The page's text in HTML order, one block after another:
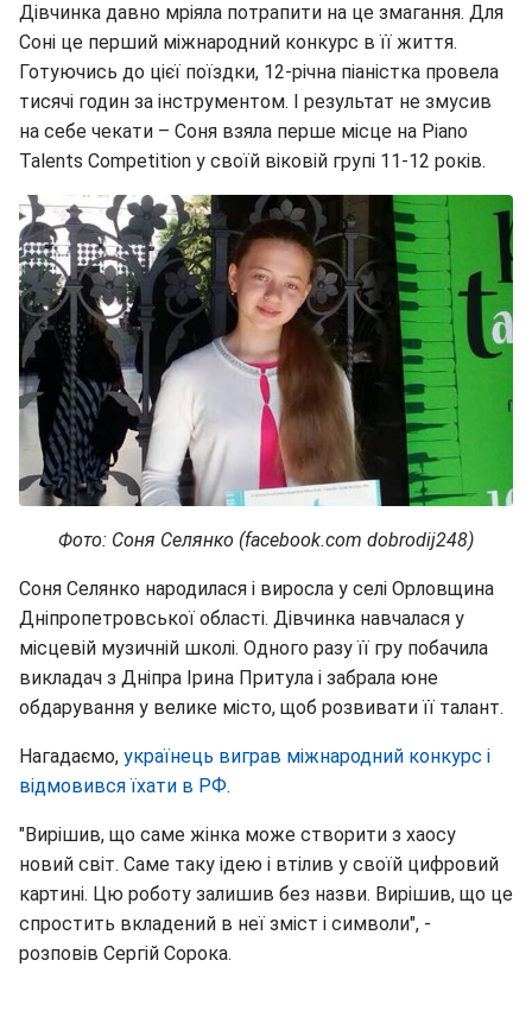
Дівчинка давно мріяла потрапити на це змагання. Для
Соні це перший міжнародний конкурс в її життя.
Готуючись до цієї поїздки, 12-річна піаністка провела
тисячі годин за інструментом. І результат не змусив
на себе чекати – Соня взяла перше місце на Piano
Talents Competition у своїй віковій групі 11-12 років.
Фото: Соня Селянко (facebook.com dobrodij248)
Соня Селянко народилася і виросла у селі Орловщина
Дніпропетровської області. Дівчинка навчалася у
місцевій музичній школі. Одного разу її гру побачила
викладач з Дніпра Ірина Притула і забрала юне
обдарування у велике місто, щоб розвивати її талант.
Нагадаємо, українець виграв міжнародний конкурс і
відмовився їхати в РФ.
"Вирішив, що саме жінка може створити з хаосу
новий світ. Саме таку ідею і втілив у своїй цифровий
картині. Цю роботу залишив без назви. Вирішив, що це
спростить вкладений в неї зміст і символи", -
розповів Сергій Сорока.